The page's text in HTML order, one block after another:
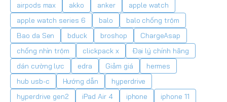
airpods max akko anker
apple watch
apple watch series 6
balo
balo chống trộm
Bao da Sen
bduck broshop
ChargeAsap
chống nhìn trộm
clickpack x
Đại lý chính hãng
dán cường lực
edra Giảm giá
hermes
hub usb-c
Hướng dẫn
hyperdrive
hyperdrive gen2
iPad Air 4 iphone
iphone 11